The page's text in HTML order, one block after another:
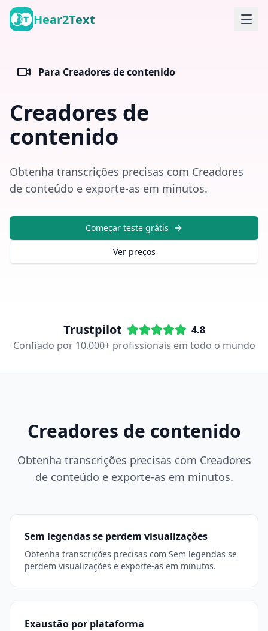
Hear2Text
Para Creadores de contenido
Creadores de
contenido
Obtenha transcrições precisas com Creadores
de conteúdo e exporte-as em minutos.
Começar teste grátis
Ver preços
Trustpilot
4.8
Confiado por 10.000+ profissionais em todo o mundo
Creadores de contenido
Obtenha transcrições precisas com Creadores
de conteúdo e exporte-as em minutos.
Sem legendas se perdem visualizações
Obtenha transcrições precisas com Sem legendas se
perdem visualizações e exporte-as em minutos.
Exaustão por plataforma